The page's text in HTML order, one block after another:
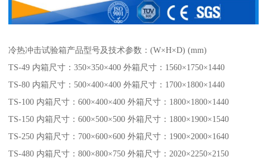
冷热冲击试验箱产品型号及技术参数：(W×H×D) (mm)
TS-49 内箱尺寸：350×350×400 外箱尺寸：1560×1750×1440
TS-80 内箱尺寸：500×400×400 外箱尺寸：1700×1800×1440
TS-100 内箱尺寸：600×400×400 外箱尺寸：1800×1800×1440
TS-150 内箱尺寸：600×500×500 外箱尺寸：1800×1900×1540
TS-250 内箱尺寸：700×600×600 外箱尺寸：1900×2000×1640
TS-480 内箱尺寸：800×800×750 外箱尺寸：2020×2250×2150